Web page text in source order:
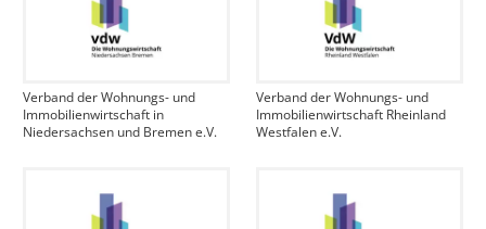
Verband der Wohnungs- und
Immobilienwirtschaft in
Niedersachsen und Bremen e.V.
Verband der Wohnungs- und
Immobilienwirtschaft Rheinland
Westfalen e.V.